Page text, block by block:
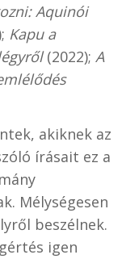
Aquinói
Kapu a
(2022); A
akiknek az
írásait ez a
Mélységesen
beszélnek.
igen